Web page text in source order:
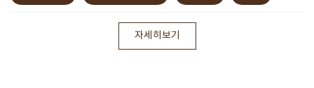
자세히보기